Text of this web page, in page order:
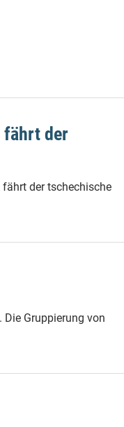
fährt der
der tschechische
Gruppierung von